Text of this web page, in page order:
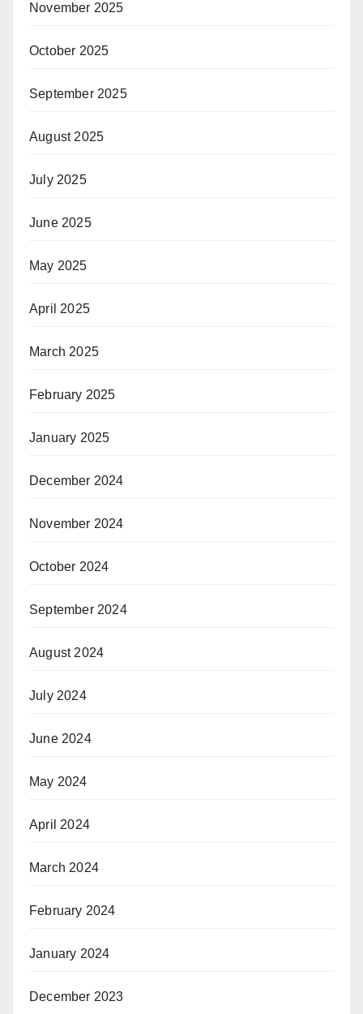
November 2025
October 2025
September 2025
August 2025
July 2025
June 2025
May 2025
April 2025
March 2025
February 2025
January 2025
December 2024
November 2024
October 2024
September 2024
August 2024
July 2024
June 2024
May 2024
April 2024
March 2024
February 2024
January 2024
December 2023